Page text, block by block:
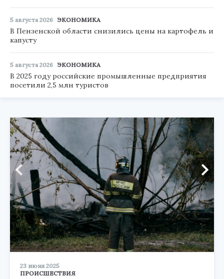
5 августа 2026 ЭКОНОМИКА
В Пензенской области снизились цены на картофель и
капусту
5 августа 2026 ЭКОНОМИКА
В 2025 году российские промышленные предприятия
посетили 2,5 млн туристов
23 июня 2025
ПРОИСШЕСТВИЯ